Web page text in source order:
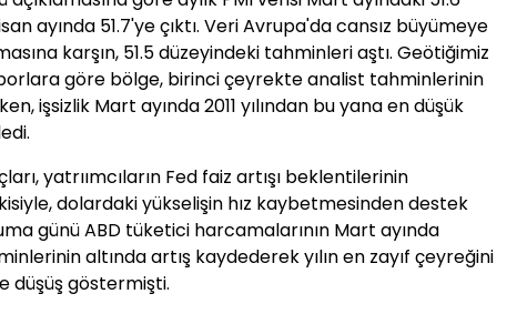
ayında 51.7'ye çıktı. Veri Avrupa'da cansız büyümeye
karşın, 51.5 düzeyindeki tahminleri aştı. Geötiğimiz
göre bölge, birinci çeyrekte analist tahminlerinin
işsizlik Mart ayında 2011 yılından bu yana en düşük
yatrıımcıların Fed faiz artışı beklentilerinin
dolardaki yükselişin hız kaybetmesinden destek
günü ABD tüketici harcamalarının Mart ayında
altında artış kaydederek yılın en zayıf çeyreğini
düşüş göstermişti.